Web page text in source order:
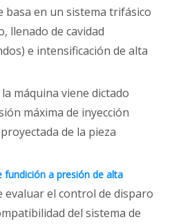
basa en un sistema trifásico
llenado de cavidad
e intensificación de alta
máquina viene dictado
máxima de inyección
de la pieza
fundición a presión de alta
evaluar el control de disparo
del sistema de